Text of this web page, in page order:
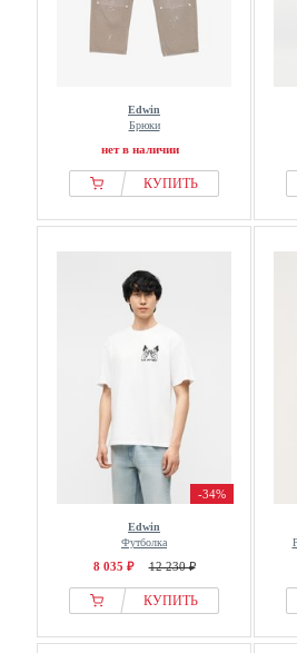
Edwin
Брюки
нет в наличии
КУПИТЬ
-34%
Edwin
Футболка
8 035 ₽ 12 230 ₽
КУПИТЬ